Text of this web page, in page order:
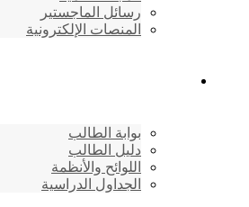
رسائل الماجستير
المنصات الإلكترونية
بوابة الطالب
دليل الطالب
اللوائح والأنظمة
الجداول الدراسية